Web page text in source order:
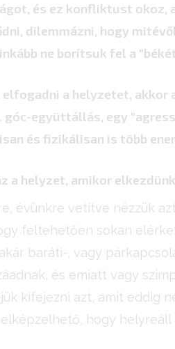
és ez konfliktust okoz,
dilemmázni, hogy
ne borítsuk fel a
elfogadni a helyzetet,
góc-együttállás, egy
és fizikálisan is több
a helyzet, amikor
évünkre vetítve nézzük
feltehetően sokan
baráti-, vagy
és emiatt vagy
kifejezni azt, amit eddig
hogy helyreáll